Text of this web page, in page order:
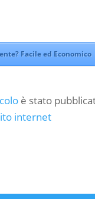
Facile ed Economico
è stato
internet